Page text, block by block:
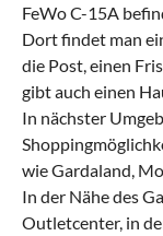
FeWo C-15A
Dort findet man
die Post, einen
gibt auch einen
In nächster
wie Gardaland,
In der Nähe des
Outletcenter, in